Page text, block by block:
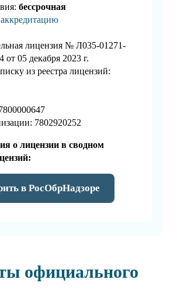
бессрочная
лицензия № Л035-01271-
от 05 декабря 2023 г.
из реестра лицензий:
7802920252
о лицензии в сводном
в РосОбрНадзоре
официального